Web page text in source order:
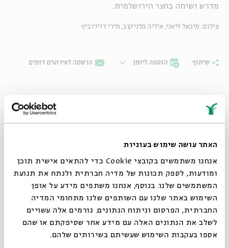
האתר עושה שימוש בעוגיות
אנחנו משתמשים בקובצי Cookie כדי להתאים אישית תוכן
ומודעות, לספק תכונות של מדיה חברתית ולנתח את תנועת
המשתמשים שלנו. בנוסף, אנחנו משתפים מידע על אופן
השימוש באתר שלנו עם השותפים שלנו מתחומי המדיה
החברתית, הפרסום וניתוח הנתונים. גורמים אלה עשויים
לשלב את הנתונים האלה עם מידע אחר שסיפקתם או שהם
אספו בעקבות השימוש שעשיתם בשירותים שלהם.
מדרש ושיחה בחצר הירושלמית.
צילום: מיכאל ליאני, איליה מלניקוב, מירי דוידוביץ
שיתוף הוספה ליומן הרשמה לאירועים דומים
תגיות: קרולינה שי צברי עמיחי חסון יגל הרוש קבלת שבת מאיה בלזיצמן
תמר אלעד-אפלבאום
סגור